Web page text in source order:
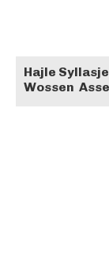
Hajle
Wossen